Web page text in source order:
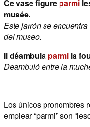
Ce vase figure parmi
musée.
Este jarrón se
del museo.
Il déambula parmi la
Deambuló entre la
Los únicos pronombres
emplear “parmi” son